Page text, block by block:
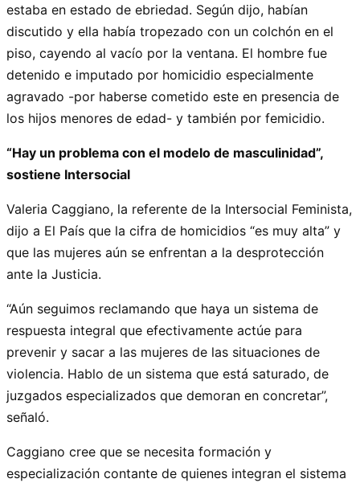
estaba en estado de ebriedad. Según dijo, habían
discutido y ella había tropezado con un colchón en el
piso, cayendo al vacío por la ventana. El hombre fue
detenido e imputado por homicidio especialmente
agravado -por haberse cometido este en presencia de
los hijos menores de edad- y también por femicidio.
“Hay un problema con el modelo de masculinidad”,
sostiene Intersocial
Valeria Caggiano, la referente de la Intersocial Feminista,
dijo a El País que la cifra de homicidios “es muy alta” y
que las mujeres aún se enfrentan a la desprotección
ante la Justicia.
“Aún seguimos reclamando que haya un sistema de
respuesta integral que efectivamente actúe para
prevenir y sacar a las mujeres de las situaciones de
violencia. Hablo de un sistema que está saturado, de
juzgados especializados que demoran en concretar”,
señaló.
Caggiano cree que se necesita formación y
especialización contante de quienes integran el sistema